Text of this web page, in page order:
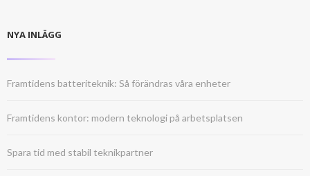
NYA INLÄGG
Framtidens batteriteknik: Så förändras våra enheter
Framtidens kontor: modern teknologi på arbetsplatsen
Spara tid med stabil teknikpartner